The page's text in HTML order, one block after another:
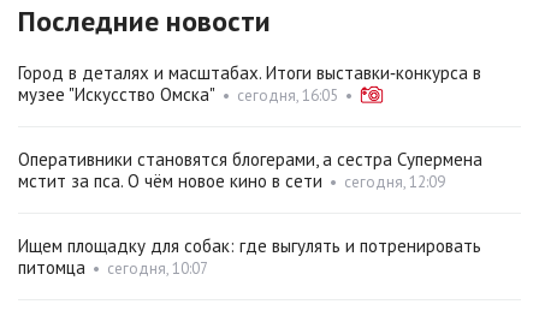
Последние новости
Город в деталях и масштабах. Итоги выставки‑конкурса в
музее "Искусство Омска" • сегодня, 16:05 •
Оперативники становятся блогерами, а сестра Супермена
мстит за пса. О чём новое кино в сети • сегодня, 12:09
Ищем площадку для собак: где выгулять и потренировать
питомца • сегодня, 10:07